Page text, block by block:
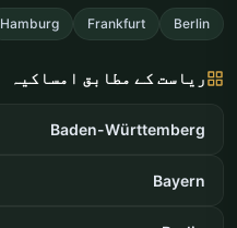
Berlin
Frankfurt
Hamburg
ریاست کے مطابق امساکیہ
Baden-Württemberg
Bayern